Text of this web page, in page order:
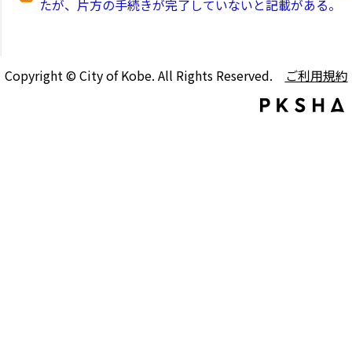
たが、片方の手続きが完了していないと記載がある。
Copyright © City of Kobe. All Rights Reserved. ご利用規約